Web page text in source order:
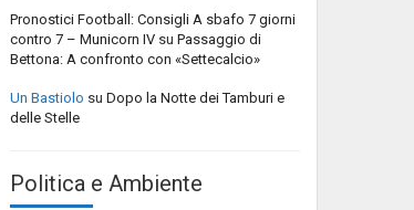
Pronostici Football: Consigli A sbafo 7 giorni
contro 7 – Municorn IV su Passaggio di
Bettona: A confronto con «Settecalcio»
Un Bastiolo su Dopo la Notte dei Tamburi e
delle Stelle
Politica e Ambiente